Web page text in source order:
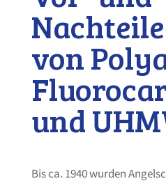
Nachteile
von
und
Bis ca. 1940 wurden